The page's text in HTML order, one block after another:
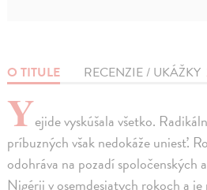
O TITULE RECENZIE / UKÁŽKY
Yejide vyskúšala všetko.
príbuzných však nedokáže uniesť.
odohráva na pozadí spoločenských
Nigérii v osemdesiatych rokoch a